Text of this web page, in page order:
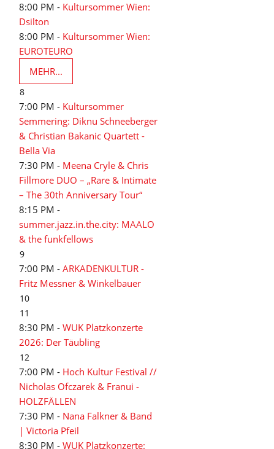
8:00 PM - Kultursommer Wien:
Dsilton
8:00 PM - Kultursommer Wien:
EUROTEURO
MEHR...
8
7:00 PM - Kultursommer
Semmering: Diknu Schneeberger
& Christian Bakanic Quartett -
Bella Via
7:30 PM - Meena Cryle & Chris
Fillmore DUO – „Rare & Intimate
– The 30th Anniversary Tour“
8:15 PM -
summer.jazz.in.the.city: MAALO
& the funkfellows
9
7:00 PM - ARKADENKULTUR -
Fritz Messner & Winkelbauer
10
11
8:30 PM - WUK Platzkonzerte
2026: Der Täubling
12
7:00 PM - Hoch Kultur Festival //
Nicholas Ofczarek & Franui -
HOLZFÄLLEN
7:30 PM - Nana Falkner & Band
| Victoria Pfeil
8:30 PM - WUK Platzkonzerte: